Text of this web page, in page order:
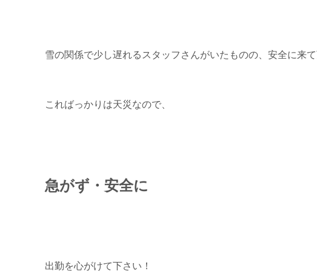
雪の関係で少し遅れるスタッフさんがいたものの、安全に来
こればっかりは天災なので、
急がず・安全に
出勤を心がけて下さい！